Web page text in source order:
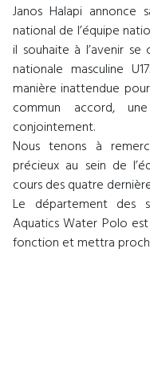
Janos Halapi annonce
national de l’équipe
il souhaite à l’avenir se
nationale masculine
manière inattendue
commun accord,
conjointement.
Nous tenons à
précieux au sein de
cours des quatre
Le département des
Aquatics Water Polo
fonction et mettra